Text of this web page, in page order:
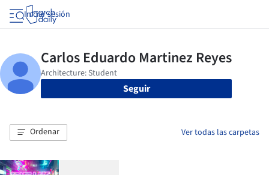
Iniciar sesión
Seguir
Ordenar Ver todas las carpetas